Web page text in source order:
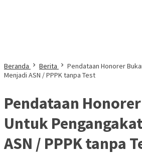
Beranda Berita
Pendataan Honorer
Menjadi ASN / PPPK tanpa Test
Pendataan
Untuk
ASN / PPPK tanpa